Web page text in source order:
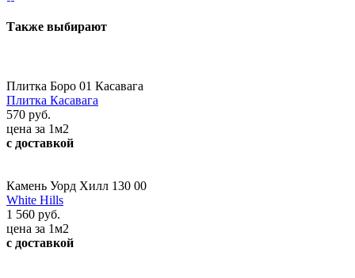
Также выбирают
Плитка Боро 01 Касавага
Плитка Касавага
570 руб.
цена за 1м2
с доставкой
Камень Уорд Хилл 130 00
White Hills
1 560 руб.
цена за 1м2
с доставкой